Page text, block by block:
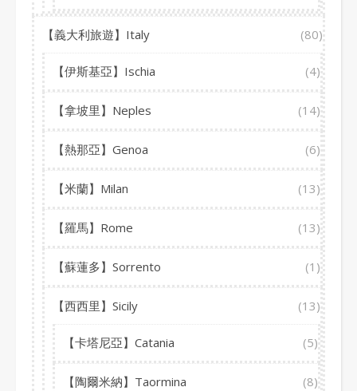
【義大利旅遊】Italy (80)
【伊斯基亞】Ischia (4)
【拿坡里】Neples (14)
【熱那亞】Genoa (6)
【米蘭】Milan (13)
【羅馬】Rome (13)
【蘇蓮多】Sorrento (1)
【西西里】Sicily (13)
【卡塔尼亞】Catania (5)
【陶爾米納】Taormina (8)